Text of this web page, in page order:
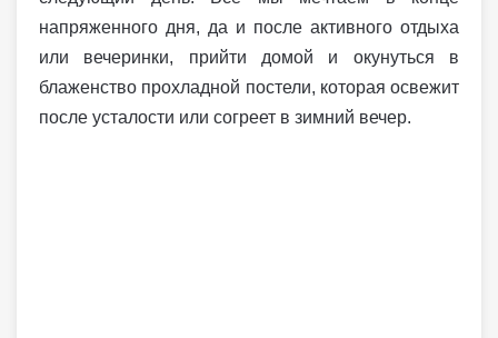
напряженного дня, да и после активного отдыха
или вечеринки, прийти домой и окунуться в
блаженство прохладной постели, которая освежит
после усталости или согреет в зимний вечер.